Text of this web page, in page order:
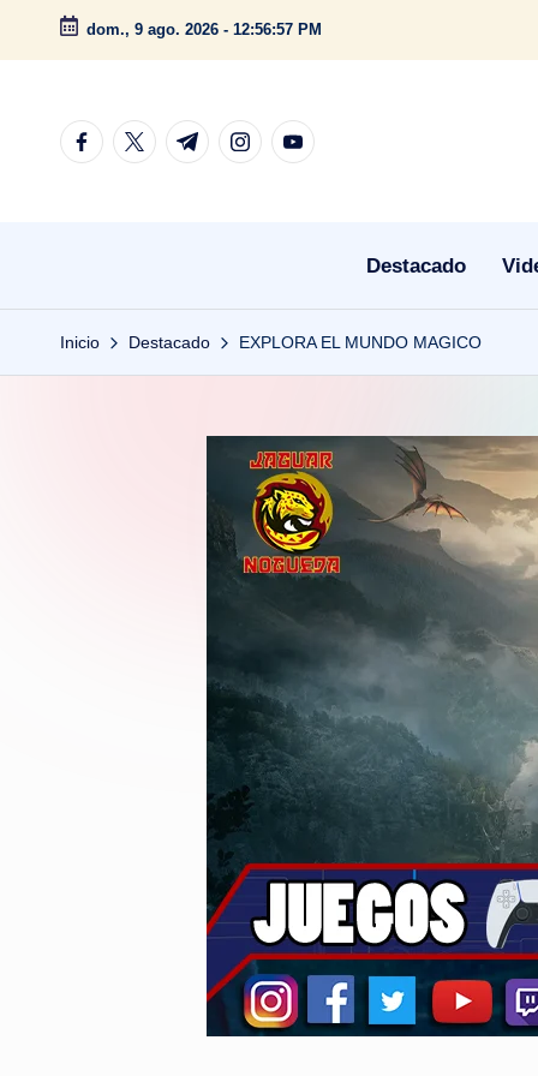
Saltar
contenido
dom., 9 ago. 2026 - 12:56:58 PM
facebook.com
twitter.com
t.me instagram.com
youtube.com
Destacado
Inicio Destacado EXPLORA EL MUNDO MAGICO